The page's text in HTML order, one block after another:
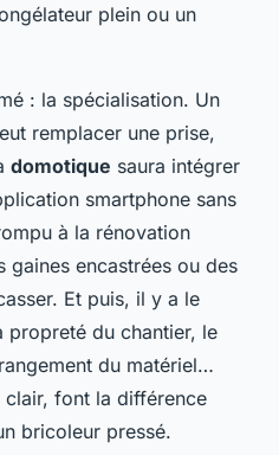
plein ou un
: la spécialisation. Un
remplacer une prise,
domotique saura intégrer
smartphone sans
à la rénovation
gaines encastrées ou des
Et puis, il y a le
propreté du chantier, le
du matériel…
font la différence
bricoleur pressé.